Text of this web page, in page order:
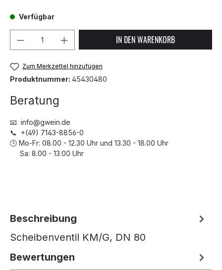
Verfügbar
Produkt Anzahl: Gib denIN DEN WARENKORB
Zum Merkzettel hinzufügen
Produktnummer: 45430480
Beratung
📧 info@gwein.de
📞 +(49) 7143-8856-0
🕒 Mo-Fr: 08.00 - 12.30 Uhr und 13.30 - 18.00 Uhr
Sa: 8.00 - 13.00 Uhr
Beschreibung
Scheibenventil KM/G, DN 80
Bewertungen